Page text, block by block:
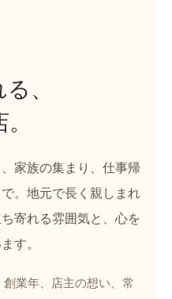
、
家族の集まり、仕事帰
。地元で長く親しまれ
寄れる雰囲気と、心を
す。
業年、店主の想い、常